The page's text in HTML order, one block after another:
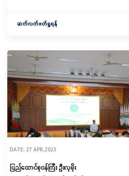
ဆက်လက်ဖတ်ရှုရန်
DATE: 27 APR,2023
ပြည်ထောင်စုဝန်ကြီး ဦးလှမိုး